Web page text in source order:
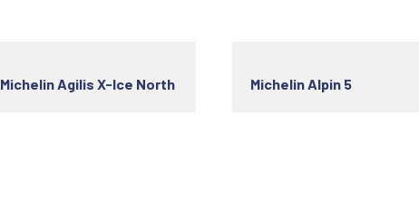
Michelin Agilis X-Ice North Michelin Alpin 5